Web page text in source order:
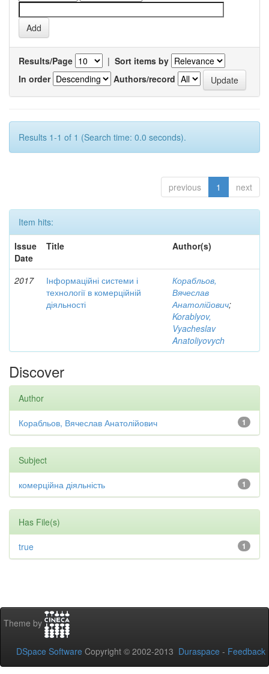
Results/Page | Sort items by
In order
Authors/record
Results 1-1 of 1 (Search time: 0.0 seconds).
previous 1 next
Item hits:
Issue
Date
Title Author(s)
2017
Інформаційні системи і
технології в комерційній
діяльності
Корабльов,
Вячеслав
Анатолійович;
Korablyov,
Vyacheslav
Anatoliyovych
Discover
Author
1
Корабльов, Вячеслав Анатолійович
Subject
1
комерційна діяльність
Has File(s)
1
true
Theme by
DSpace Software Copyright © 2002-2013 Duraspace - Feedback